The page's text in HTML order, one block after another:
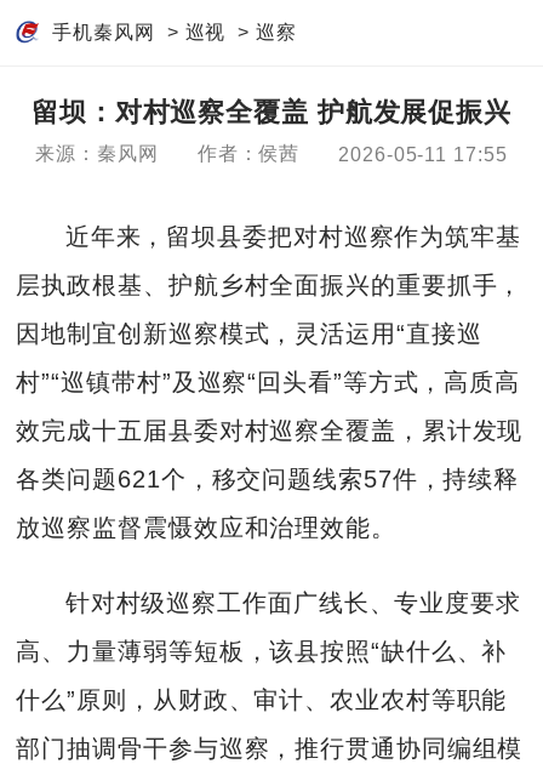
手机秦风网 > 巡视 > 巡察
留坝：对村巡察全覆盖 护航发展促振兴
来源：秦风网 作者：侯茜 2026-05-11 17:55
近年来，留坝县委把对村巡察作为筑牢基
层执政根基、护航乡村全面振兴的重要抓手，
因地制宜创新巡察模式，灵活运用“直接巡
村”“巡镇带村”及巡察“回头看”等方式，高质高
效完成十五届县委对村巡察全覆盖，累计发现
各类问题621个，移交问题线索57件，持续释
放巡察监督震慑效应和治理效能。
针对村级巡察工作面广线长、专业度要求
高、力量薄弱等短板，该县按照“缺什么、补
什么”原则，从财政、审计、农业农村等职能
部门抽调骨干参与巡察，推行贯通协同编组模